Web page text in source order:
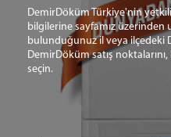
DemirDöküm Türkiye'nin yetkili
bilgilerine sayfamız üzerinden
bulunduğunuz il veya ilçedeki
DemirDöküm satış
seçin.